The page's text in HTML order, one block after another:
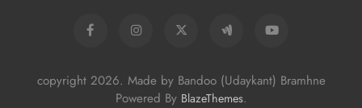
copyright 2026. Made by Bandoo (Udaykant) Bramhne
Powered By BlazeThemes.